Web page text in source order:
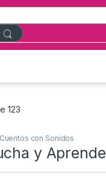
123
con Sonidos
y